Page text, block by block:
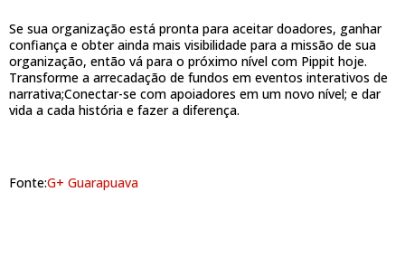
Se sua organização está pronta para aceitar doadores, ganhar
confiança e obter ainda mais visibilidade para a missão de sua
organização, então vá para o próximo nível com Pippit hoje.
Transforme a arrecadação de fundos em eventos interativos de
narrativa;Conectar-se com apoiadores em um novo nível; e dar
vida a cada história e fazer a diferença.
Fonte:G+ Guarapuava